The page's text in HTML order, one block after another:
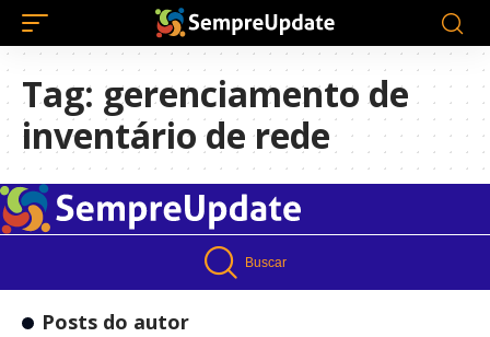
Tag: gerenciamento de
inventário de rede
Buscar
Posts do autor